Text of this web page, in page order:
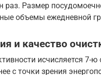
раз. Размер
объемы ежедневной
и качество
исчисляется 7-
с точки зрения